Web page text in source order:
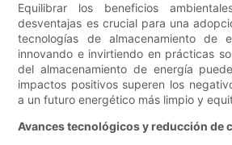
Equilibrar los beneficios
desventajas es crucial para una
tecnologías de almacenamiento de
innovando e invirtiendo en prácticas
del almacenamiento de energía
impactos positivos superen los
a un futuro energético más limpio y
Avances tecnológicos y reducción de